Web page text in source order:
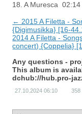
18. A Muresca 02:14
← 2015 A Filetta -
{Digimusikka} [16-
2014 A Filetta -
concert) {Coppelia}
Any questions -
This album is
dchub://hub.pro-
27.10.2024 06:10 358